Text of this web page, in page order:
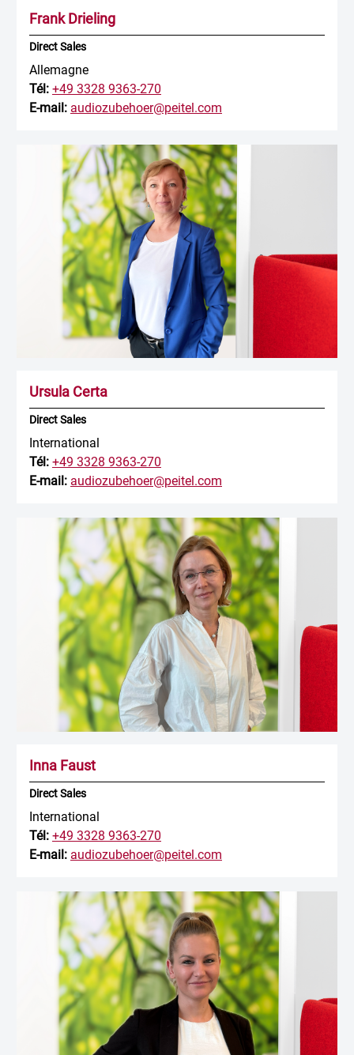
Frank Drieling
Direct Sales
Allemagne
Tél: +49 3328 9363-270
E-mail: audiozubehoer@peitel.com
Ursula Certa
Direct Sales
International
Tél: +49 3328 9363-270
E-mail: audiozubehoer@peitel.com
Inna Faust
Direct Sales
International
Tél: +49 3328 9363-270
E-mail: audiozubehoer@peitel.com